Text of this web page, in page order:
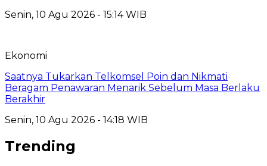
Senin, 10 Agu 2026 - 15:14 WIB
Ekonomi
Saatnya Tukarkan Telkomsel Poin dan Nikmati
Beragam Penawaran Menarik Sebelum Masa Berlaku
Berakhir
Senin, 10 Agu 2026 - 14:18 WIB
Trending